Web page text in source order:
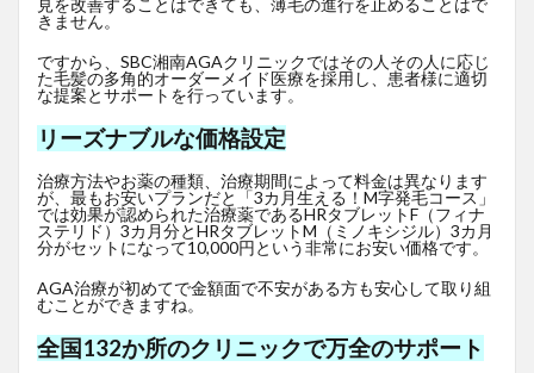
見を改善することはできても、薄毛の進行を止めることはで
きません。
ですから、SBC湘南AGAクリニックではその人その人に応じ
た毛髪の多角的オーダーメイド医療を採用し、患者様に適切
な提案とサポートを行っています。
リーズナブルな価格設定
治療方法やお薬の種類、治療期間によって料金は異なります
が、最もお安いプランだと「3カ月生える！M字発毛コース」
では効果が認められた治療薬であるHRタブレットF （フィナ
ステリド）3カ月分とHRタブレットM（ミノキシジル）3カ月
分がセットになって10,000円という非常にお安い価格です。
AGA治療が初めてで金額面で不安がある方も安心して取り組
むことができますね。
全国132か所のクリニックで万全のサポート